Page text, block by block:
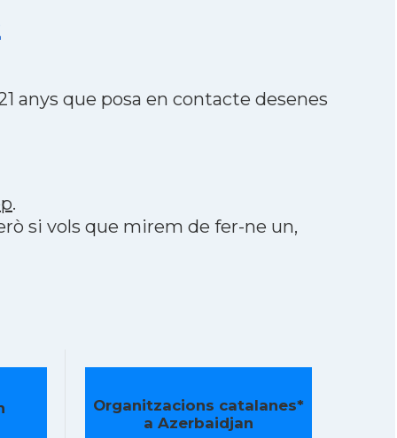
anys que posa en contacte desenes
.
si vols que mirem de fer-ne un,
Organitzacions catalanes*
a Azerbaidjan